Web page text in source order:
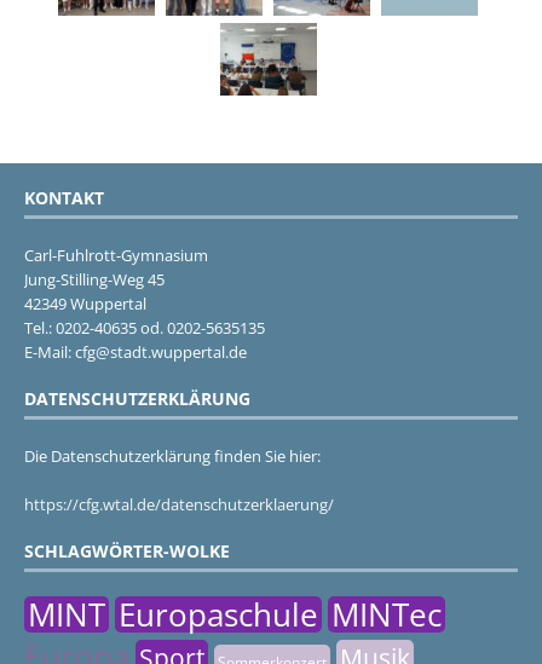
KONTAKT
Carl-Fuhlrott-Gymnasium
Jung-Stilling-Weg 45
42349 Wuppertal
Tel.: 0202-40635 od. 0202-5635135
E-Mail: cfg@stadt.wuppertal.de
DATENSCHUTZERKLÄRUNG
Die Datenschutzerklärung finden Sie hier:
https://cfg.wtal.de/datenschutzerklaerung/
SCHLAGWÖRTER-WOLKE
MINT Europaschule MINTec
Europa